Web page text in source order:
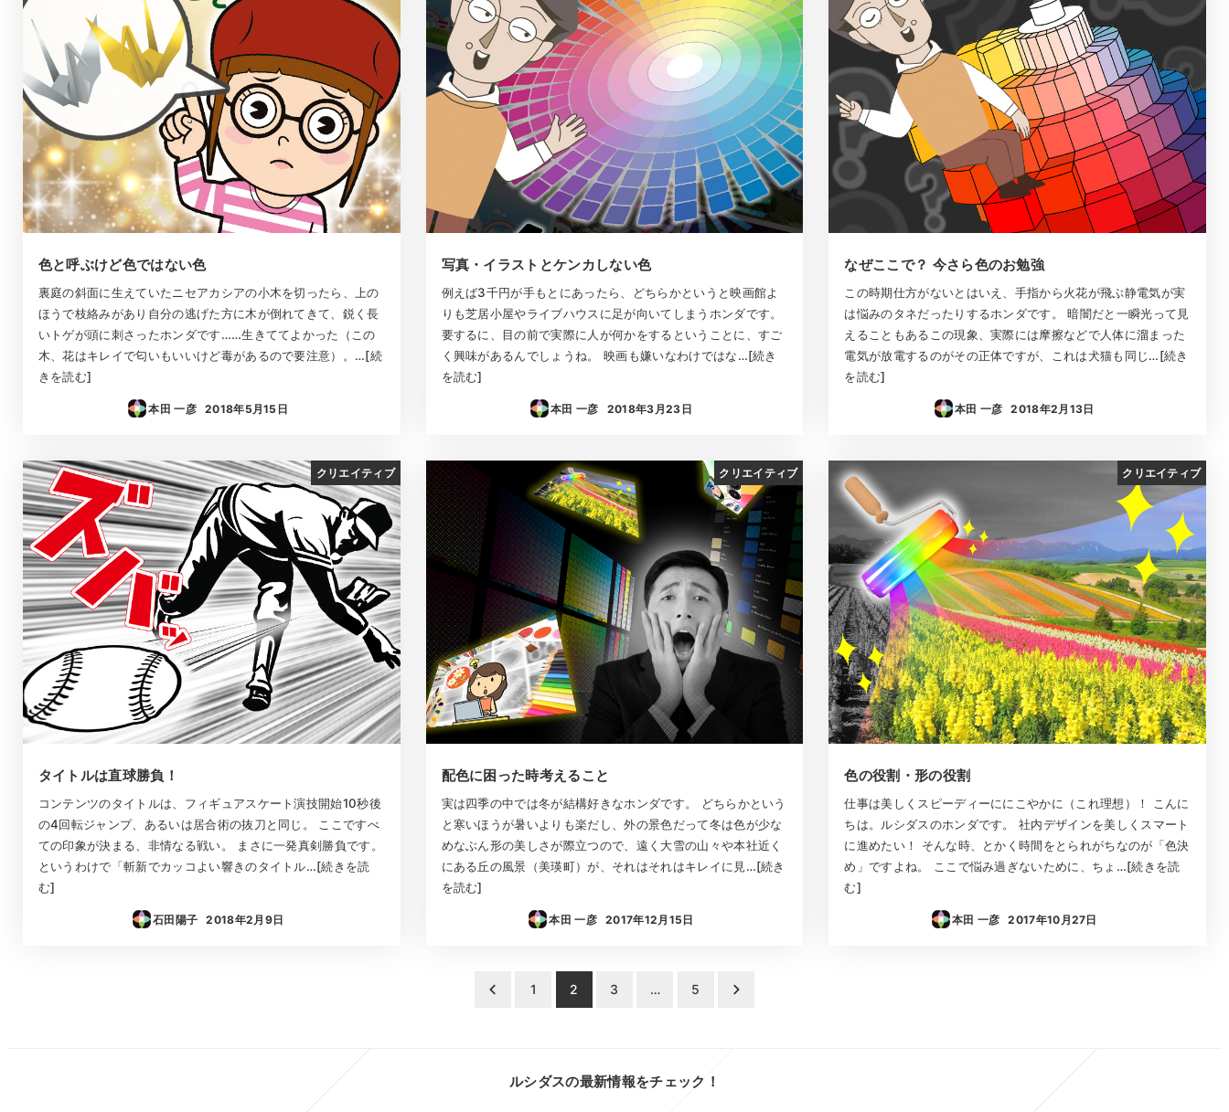
色と呼ぶけど色ではない色
裏庭の斜面に生えていたニセアカシアの小木を切ったら、上の
ほうで枝絡みがあり自分の逃げた方に木が倒れてきて、鋭く長
いトゲが頭に刺さったホンダです……生きててよかった（この
木、花はキレイで匂いもいいけど毒があるので要注意）。…[続
きを読む]
本田 一彦
投稿日
2018年5月15日
写真・イラストとケンカしない色
例えば3千円が手もとにあったら、どちらかというと映画館よ
りも芝居小屋やライブハウスに足が向いてしまうホンダです。
要するに、目の前で実際に人が何かをするということに、すご
く興味があるんでしょうね。 映画も嫌いなわけではな…[続き
を読む]
本田 一彦
投稿日
2018年3月23日
なぜここで？ 今さら色のお勉強
この時期仕方がないとはいえ、手指から火花が飛ぶ静電気が実
は悩みのタネだったりするホンダです。 暗闇だと一瞬光って見
えることもあるこの現象、実際には摩擦などで人体に溜まった
電気が放電するのがその正体ですが、これは犬猫も同じ…[続き
を読む]
本田 一彦
投稿日
2018年2月13日
クリエイティブ
タイトルは直球勝負！
コンテンツのタイトルは、フィギュアスケート演技開始10秒後
の4回転ジャンプ、あるいは居合術の抜刀と同じ。 ここですべ
ての印象が決まる、非情なる戦い。 まさに一発真剣勝負です。
というわけで「斬新でカッコよい響きのタイトル…[続きを読
む]
石田陽子
投稿日
2018年2月9日
クリエイティブ
配色に困った時考えること
実は四季の中では冬が結構好きなホンダです。 どちらかという
と寒いほうが暑いよりも楽だし、外の景色だって冬は色が少な
めなぶん形の美しさが際立つので、遠く大雪の山々や本社近く
にある丘の風景（美瑛町）が、それはそれはキレイに見…[続き
を読む]
本田 一彦
投稿日
2017年12月15日
クリエイティブ
色の役割・形の役割
仕事は美しくスピーディーににこやかに（これ理想）！ こんに
ちは。ルシダスのホンダです。 社内デザインを美しくスマート
に進めたい！ そんな時、とかく時間をとられがちなのが「色決
め」ですよね。 ここで悩み過ぎないために、ちょ…[続きを読
む]
本田 一彦
投稿日
2017年10月27日
1 2 3 … 5
ルシダスの最新情報をチェック！